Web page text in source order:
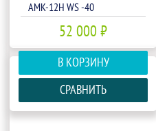
AMK-12H WS -40
52 000 ₽
В КОРЗИНУ
СРАВНИТЬ